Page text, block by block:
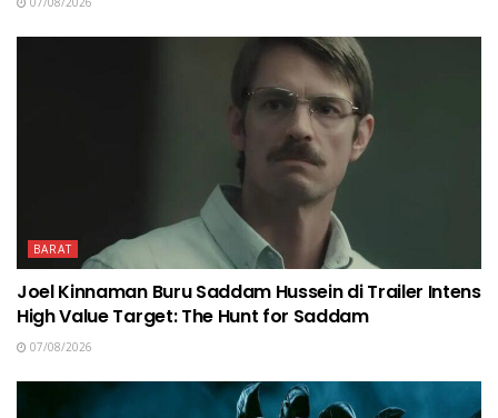
BARAT
Joel Kinnaman Buru Saddam Hussein di Trailer Intens
High Value Target: The Hunt for Saddam
07/08/2026